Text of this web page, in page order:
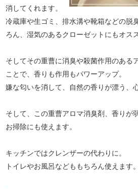
消してくれます。
冷蔵庫や生ゴミ、排水溝や靴箱などの
ろん、湿気のあるクローゼットにもオス
そしてその重曹に消臭や殺菌作用のある
ことで、香りも作用もパワーアップ。
嫌な匂いを消して、自然の香りが漂う、
そして、この重曹アロマ消臭剤、香りが
お掃除にも使えます。
キッチンではクレンザーの代わりに。
トイレやお風呂などももちろん使えます。